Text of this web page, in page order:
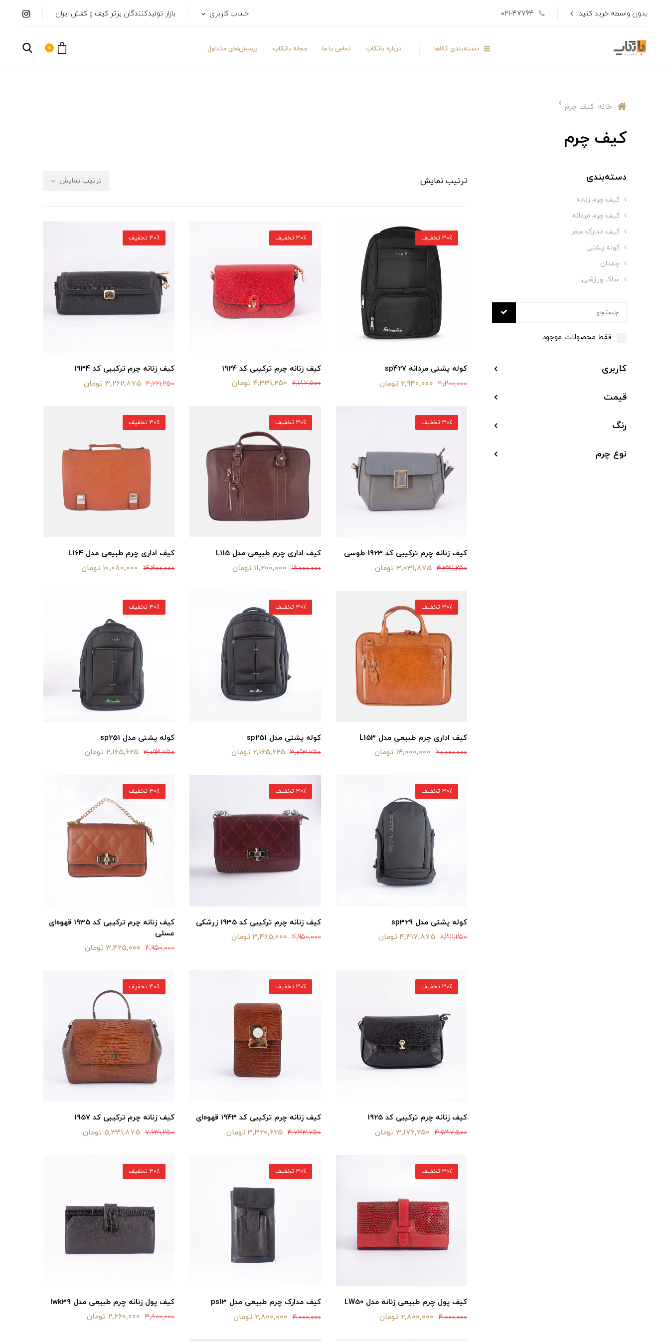
بدون واسطه خرید کنید! 021-47764 حساب کاربری بازار تولیدکنندگان برتر کیف و کفش ایران
دسته‌بندی کالاها درباره باتکاپ تماس با ما مجله باتکاپ پرسش‌های متداول 0
خانه کیف چرم
کیف چرم
دسته‌بندی
کیف چرم زنانه
کیف چرم مردانه
کیف مدارک سفر
کوله پشتی
چمدان
ساک ورزشی
فقط محصولات موجود
کاربری
قیمت
رنگ
نوع چرم
ترتیب نمایش ترتیب نمایش
کوله پشتی مردانه sp427
4,200,000 2,940,000 تومان
30٪ تخفیف
کیف زنانه چرم ترکیبی کد 1924
6,187,500 4,331,250 تومان
30٪ تخفیف
کیف زنانه چرم ترکیبی کد 1934
4,661,250 3,262,875 تومان
30٪ تخفیف
کیف زنانه چرم ترکیبی کد 1923 طوسی
4,331,250 3,031,875 تومان
30٪ تخفیف
کیف اداری چرم طبیعی مدل L115
16,000,000 11,200,000 تومان
30٪ تخفیف
کیف اداری چرم طبیعی مدل L164
14,400,000 10,080,000 تومان
30٪ تخفیف
کیف اداری چرم طبیعی مدل L153
20,000,000 14,000,000 تومان
30٪ تخفیف
کوله پشتی مدل sp251
3,093,750 2,165,625 تومان
30٪ تخفیف
کوله پشتی مدل sp251
3,093,750 2,165,625 تومان
30٪ تخفیف
کوله پشتی مدل sp329
6,311,250 4,417,875 تومان
30٪ تخفیف
کیف زنانه چرم ترکیبی کد 1935 زرشکی
4,950,000 3,465,000 تومان
30٪ تخفیف
کیف زنانه چرم ترکیبی کد 1935 قهوه‌ای
عسلی
4,950,000 3,465,000 تومان
30٪ تخفیف
کیف زنانه چرم ترکیبی کد 1925
4,537,500 3,176,250 تومان
30٪ تخفیف
کیف زنانه چرم ترکیبی کد 1943 قهوه‌ای
4,743,750 3,320,625 تومان
30٪ تخفیف
کیف زنانه چرم ترکیبی کد 1957
7,631,250 5,341,875 تومان
30٪ تخفیف
کیف پول چرم طبیعی زنانه مدل LW50
4,000,000 2,800,000 تومان
30٪ تخفیف
کیف مدارک چرم طبیعی مدل ps13
4,000,000 2,800,000 تومان
30٪ تخفیف
کیف پول زنانه چرم طبیعی مدل lwk39
3,800,000 2,660,000 تومان
30٪ تخفیف